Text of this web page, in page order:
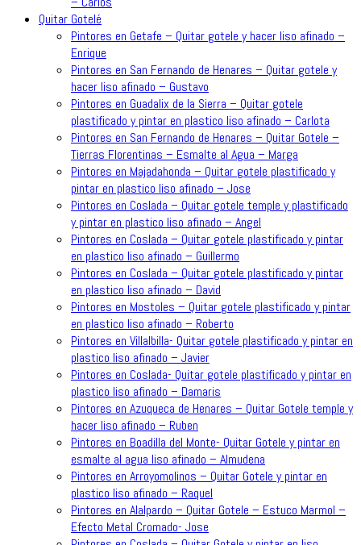
Quitar Gotelé
Pintores en Getafe – Quitar gotele y hacer liso afinado –
Enrique
Pintores en San Fernando de Henares – Quitar gotele y
hacer liso afinado – Gustavo
Pintores en Guadalix de la Sierra – Quitar gotele
plastificado y pintar en plastico liso afinado – Carlota
Pintores en San Fernando de Henares – Quitar Gotele –
Tierras Florentinas – Esmalte al Agua – Marga
Pintores en Majadahonda – Quitar gotele plastificado y
pintar en plastico liso afinado – Jose
Pintores en Coslada – Quitar gotele temple y plastificado
y pintar en plastico liso afinado – Angel
Pintores en Coslada – Quitar gotele plastificado y pintar
en plastico liso afinado – Guillermo
Pintores en Coslada – Quitar gotele plastificado y pintar
en plastico liso afinado – David
Pintores en Mostoles – Quitar gotele plastificado y pintar
en plastico liso afinado – Roberto
Pintores en Villalbilla- Quitar gotele plastificado y pintar en
plastico liso afinado – Javier
Pintores en Coslada- Quitar gotele plastificado y pintar en
plastico liso afinado – Damaris
Pintores en Azuqueca de Henares – Quitar Gotele temple y
hacer liso afinado – Ruben
Pintores en Boadilla del Monte- Quitar Gotele y pintar en
esmalte al agua liso afinado – Almudena
Pintores en Arroyomolinos – Quitar Gotele y pintar en
plastico liso afinado – Raquel
Pintores en Alalpardo – Quitar Gotele – Estuco Marmol –
Efecto Metal Cromado- Jose